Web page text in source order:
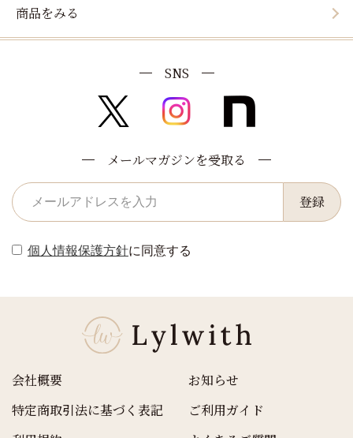
商品をみる
会社概要
特定商取引法に基づく表記
お知らせ
ご利用ガイド
SNS
メールマガジンを受取る
登録
個人情報保護方針に同意する